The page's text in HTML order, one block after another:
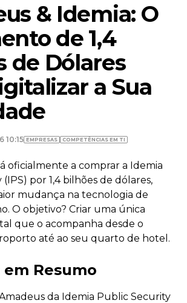
& Idemia: O
de 1,4
de Dólares
a Sua
10:15 EMPRESAS COMPETÊNCIAS EM TI
oficialmente a comprar a Idemia
por 1,4 bilhões de dólares,
mudança na tecnologia de
O objetivo? Criar uma única
que o acompanha desde o
até ao seu quarto de hotel.
em Resumo
da Idemia Public Security